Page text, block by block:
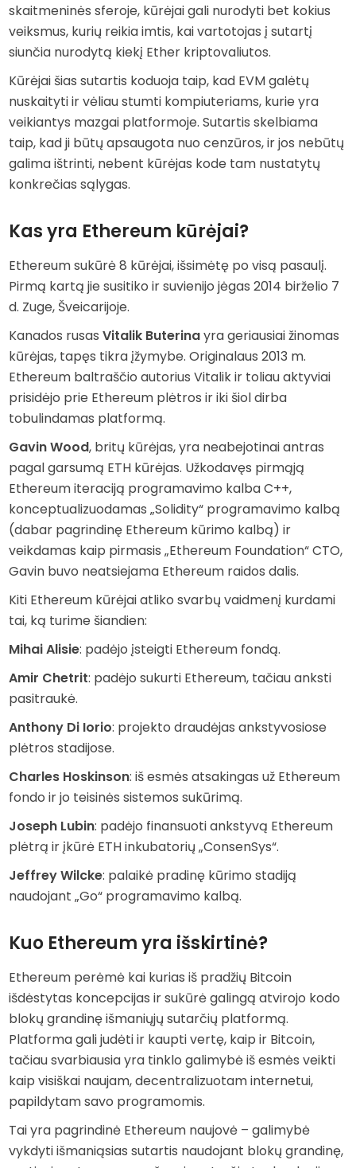
skaitmeninės sferoje, kūrėjai gali nurodyti bet kokius
veiksmus, kurių reikia imtis, kai vartotojas į sutartį
siunčia nurodytą kiekį Ether kriptovaliutos.
Kūrėjai šias sutartis koduoja taip, kad EVM galėtų
nuskaityti ir vėliau stumti kompiuteriams, kurie yra
veikiantys mazgai platformoje. Sutartis skelbiama
taip, kad ji būtų apsaugota nuo cenzūros, ir jos nebūtų
galima ištrinti, nebent kūrėjas kode tam nustatytų
konkrečias sąlygas.
Kas yra Ethereum kūrėjai?
Ethereum sukūrė 8 kūrėjai, išsimėtę po visą pasaulį.
Pirmą kartą jie susitiko ir suvienijo jėgas 2014 birželio 7
d. Zuge, Šveicarijoje.
Kanados rusasVitalik Buterinayra geriausiai žinomas
kūrėjas, tapęs tikra įžymybe. Originalaus 2013 m.
Ethereum baltraščio autorius Vitalik ir toliau aktyviai
prisidėjo prie Ethereum plėtros ir iki šiol dirba
tobulindamas platformą.
Gavin Wood, britų kūrėjas, yra neabejotinai antras
pagal garsumą ETH kūrėjas. Užkodavęs pirmąją
Ethereum iteraciją programavimo kalba C++,
konceptualizuodamas „Solidity“ programavimo kalbą
(dabar pagrindinę Ethereum kūrimo kalbą) ir
veikdamas kaip pirmasis „Ethereum Foundation“ CTO,
Gavin buvo neatsiejama Ethereum raidos dalis.
Kiti Ethereum kūrėjai atliko svarbų vaidmenį kurdami
tai, ką turime šiandien:
Mihai Alisie: padėjo įsteigti Ethereum fondą.
Amir Chetrit: padėjo sukurti Ethereum, tačiau anksti
pasitraukė.
Anthony Di Iorio: projekto draudėjas ankstyvosiose
plėtros stadijose.
Charles Hoskinson: iš esmės atsakingas už Ethereum
fondo ir jo teisinės sistemos sukūrimą.
Joseph Lubin: padėjo finansuoti ankstyvą Ethereum
plėtrą ir įkūrė ETH inkubatorių „ConsenSys“.
Jeffrey Wilcke: palaikė pradinę kūrimo stadiją
naudojant „Go“ programavimo kalbą.
Kuo Ethereum yra išskirtinė?
Ethereum perėmė kai kurias iš pradžių Bitcoin
išdėstytas koncepcijas ir sukūrė galingą atvirojo kodo
blokų grandinę išmaniųjų sutarčių platformą.
Platforma gali judėti ir kaupti vertę, kaip ir Bitcoin,
tačiau svarbiausia yra tinklo galimybė iš esmės veikti
kaip visiškai naujam, decentralizuotam internetui,
papildytam savo programomis.
Tai yra pagrindinė Ethereum naujovė – galimybė
vykdyti išmaniąsias sutartis naudojant blokų grandinę,